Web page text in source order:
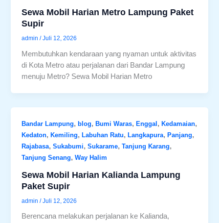
Sewa Mobil Harian Metro Lampung Paket
Supir
admin/Juli 12, 2026
Membutuhkan kendaraan yang nyaman untuk aktivitas
di Kota Metro atau perjalanan dari Bandar Lampung
menuju Metro? Sewa Mobil Harian Metro
Bandar Lampung,blog,Bumi Waras,Enggal ,Kedamaian,
Kedaton,Kemiling,Labuhan Ratu,Langkapura,Panjang,
Rajabasa,Sukabumi,Sukarame,Tanjung Karang,
Tanjung Senang,Way Halim
Sewa Mobil Harian Kalianda Lampung
Paket Supir
admin/Juli 12, 2026
Berencana melakukan perjalanan ke Kalianda,